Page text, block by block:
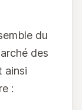
du
des
ainsi
: